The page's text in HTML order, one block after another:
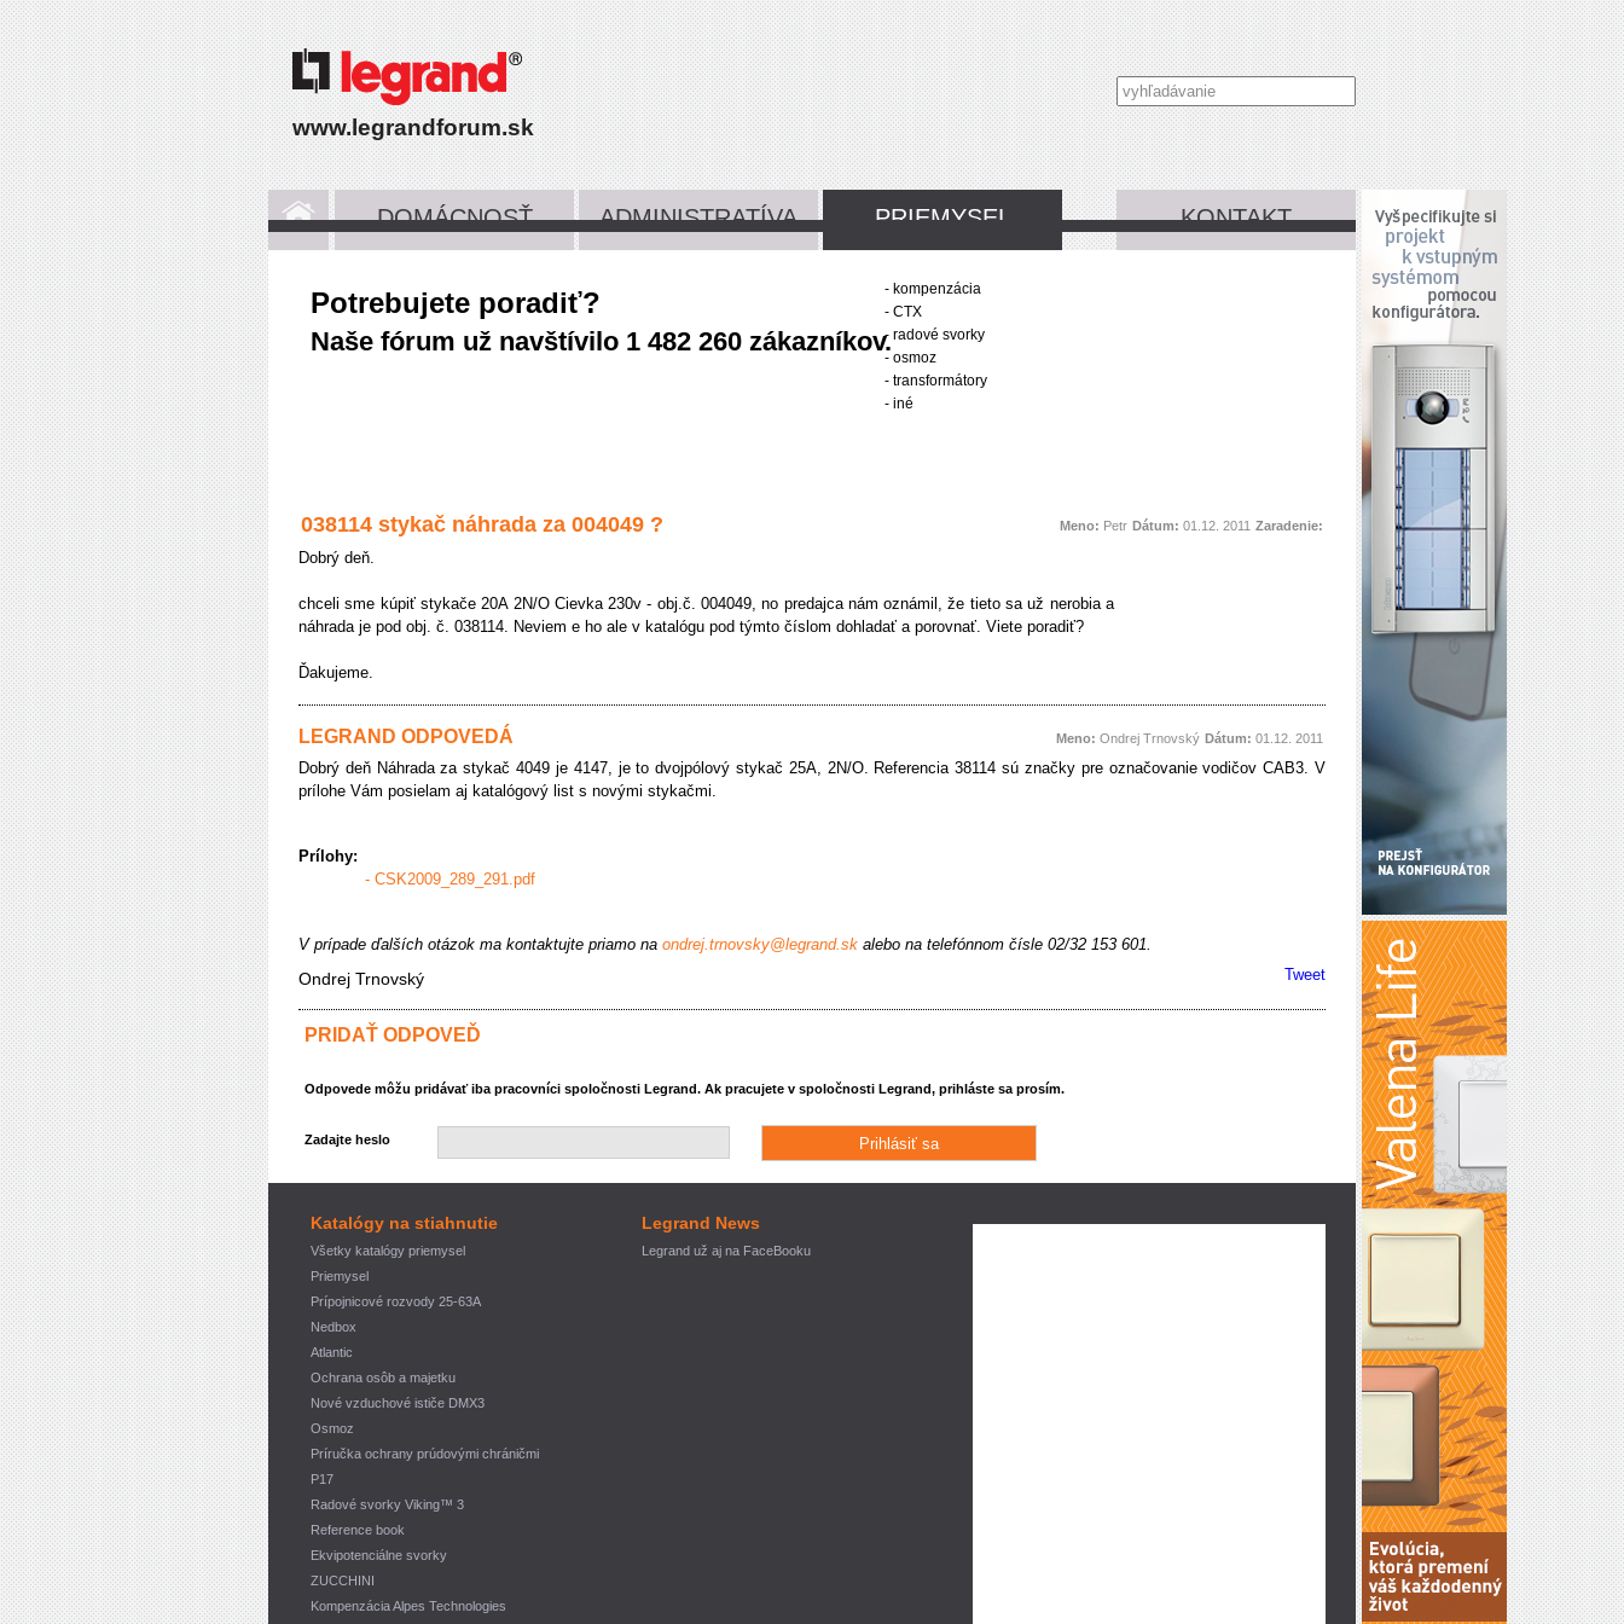
www.legrandforum.sk
DOMÁCNOSŤ ADMINISTRATÍVA PRIEMYSEL KONTAKT
Potrebujete poradiť?
Naše fórum už navštívilo 1 482 260 zákazníkov.
- kompenzácia
- CTX
- radové svorky
- osmoz
- transformátory
- iné
038114 stykač náhrada za 004049 ? Meno: Petr Dátum: 01.12. 2011 Zaradenie:
Dobrý deň.
chceli sme kúpiť stykače 20A 2N/O Cievka 230v - obj.č. 004049, no predajca nám oznámil, že tieto sa už nerobia a
náhrada je pod obj. č. 038114. Neviem e ho ale v katalógu pod týmto číslom dohladať a porovnať. Viete poradiť?
Ďakujeme.
LEGRAND ODPOVEDÁ Meno: Ondrej Trnovský Dátum: 01.12. 2011
Dobrý deň Náhrada za stykač 4049 je 4147, je to dvojpólový stykač 25A, 2N/O. Referencia 38114 sú značky pre označovanie vodičov CAB3. V
prílohe Vám posielam aj katalógový list s novými stykačmi.
Prílohy:
- CSK2009_289_291.pdf
V prípade ďalších otázok ma kontaktujte priamo na ondrej.trnovsky@legrand.sk alebo na telefónnom čísle 02/32 153 601.
Ondrej Trnovský Tweet
PRIDAŤ ODPOVEĎ
Odpovede môžu pridávať iba pracovníci spoločnosti Legrand. Ak pracujete v spoločnosti Legrand, prihláste sa prosím.
Zadajte heslo
Katalógy na stiahnutie
Všetky katalógy priemysel
Priemysel
Prípojnicové rozvody 25-63A
Nedbox
Atlantic
Ochrana osôb a majetku
Nové vzduchové ističe DMX3
Osmoz
Príručka ochrany prúdovými chráničmi
P17
Radové svorky Viking™ 3
Reference book
Ekvipotenciálne svorky
ZUCCHINI
Kompenzácia Alpes Technologies
Legrand News
Legrand už aj na FaceBooku